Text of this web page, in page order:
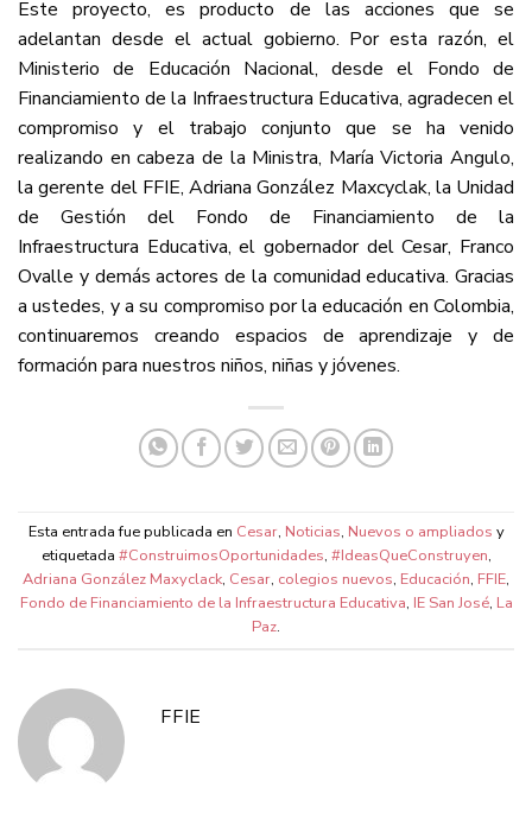
Este proyecto, es producto de las acciones que se
adelantan desde el actual gobierno. Por esta razón, el
Ministerio de Educación Nacional, desde el Fondo de
Financiamiento de la Infraestructura Educativa, agradecen el
compromiso y el trabajo conjunto que se ha venido
realizando en cabeza de la Ministra, María Victoria Angulo,
la gerente del FFIE, Adriana González Maxcyclak, la Unidad
de Gestión del Fondo de Financiamiento de la
Infraestructura Educativa, el gobernador del Cesar, Franco
Ovalle y demás actores de la comunidad educativa. Gracias
a ustedes, y a su compromiso por la educación en Colombia,
continuaremos creando espacios de aprendizaje y de
formación para nuestros niños, niñas y jóvenes.
Esta entrada fue publicada en Cesar, Noticias, Nuevos o ampliados y
etiquetada #ConstruimosOportunidades, #IdeasQueConstruyen,
Adriana González Maxyclack, Cesar, colegios nuevos, Educación, FFIE,
Fondo de Financiamiento de la Infraestructura Educativa, IE San José, La
Paz.
FFIE